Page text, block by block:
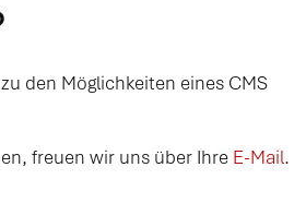
den Möglichkeiten eines CMS
freuen wir uns über Ihre E-Mail.